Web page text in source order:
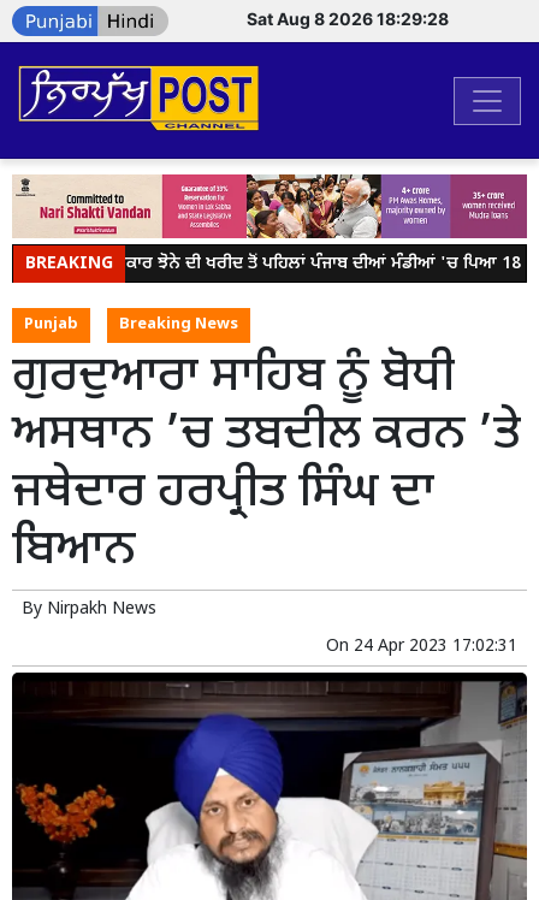
Sat Aug 8 2026 18:29:28
BREAKING
ਕੇਂਦਰ ਸਰਕਾਰ ਝੋਨੇ ਦੀ ਖਰੀਦ ਤੋਂ ਪਹਿਲਾਂ ਪੰਜਾਬ ਦੀਆਂ ਮੰਡੀਆਂ 'ਚ ਪਿਆ 18 ਲੱਖ
Punjab Breaking News
ਗੁਰਦੁਆਰਾ ਸਾਹਿਬ ਨੂੰ ਬੋਧੀ
ਅਸਥਾਨ ’ਚ ਤਬਦੀਲ ਕਰਨ ’ਤੇ
ਜਥੇਦਾਰ ਹਰਪ੍ਰੀਤ ਸਿੰਘ ਦਾ
ਬਿਆਨ
By Nirpakh News
On 24 Apr 2023 17:02:31